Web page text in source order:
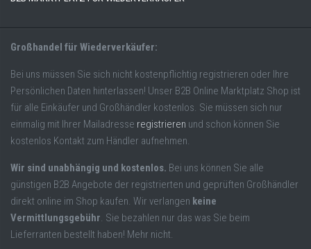
Großhandel für Wiederverkäufer:
Bei uns müssen Sie sich nicht kostenpflichtig registrieren oder Ihre
Persönlichen Daten hinterlassen! Unser B2B Online Marktplatz Shop ist
für alle Einkäufer und Großhändler kostenlos. Sie müssen sich nur
einmalig mit Ihrer Mailadresse registrieren und schon können Sie
kostenlos Kontakt zum Händler aufnehmen.
Wir sind unabhängig und kostenlos. Bei uns können Sie alle
günstigen B2B Angebote der registrierten und geprüften Großhändler
direkt online im Shop kaufen. Wir verlangen keine
Vermittlungsgebühr. Sie bezahlen nur das was Sie beim
Lieferranten bestellt haben! Mehr nicht.